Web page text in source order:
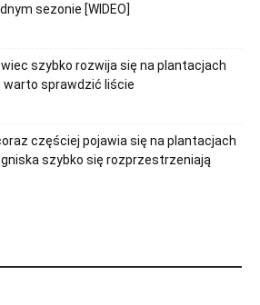
sezonie [WIDEO]
szybko rozwija się na plantacjach
warto sprawdzić liście
częściej pojawia się na plantacjach
szybko się rozprzestrzeniają